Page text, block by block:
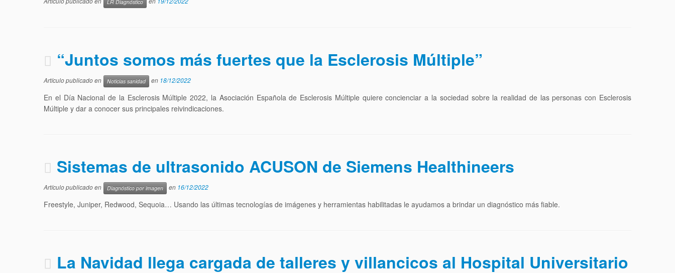
LR Diagnóstico
“Juntos somos más fuertes que la Esclerosis Múltiple”
Artículo publicado en Noticias sanidad en 18/12/2022
En el Día Nacional de la Esclerosis Múltiple 2022, la Asociación Española de Esclerosis Múltiple quiere concienciar a la sociedad sobre la realidad de las personas con Esclerosis
Múltiple y dar a conocer sus principales reivindicaciones.
Sistemas de ultrasonido ACUSON de Siemens Healthineers
Artículo publicado en Diagnóstico por imagen en 16/12/2022
Freestyle, Juniper, Redwood, Sequoia… Usando las últimas tecnologías de imágenes y herramientas habilitadas le ayudamos a brindar un diagnóstico más fiable.
La Navidad llega cargada de talleres y villancicos al Hospital Universitario